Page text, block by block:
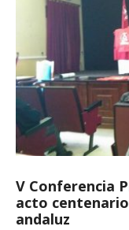
V Conferencia
acto
andaluz